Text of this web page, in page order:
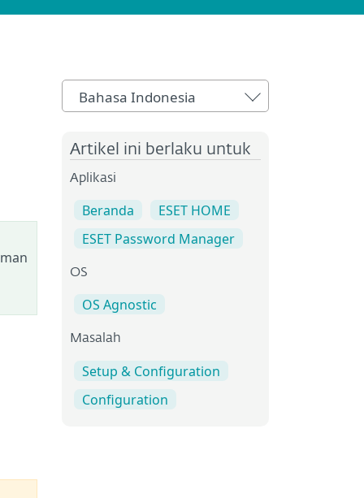
Bahasa Indonesia
Artikel ini berlaku untuk
Aplikasi
Beranda
ESET HOME
ESET Password Manager
OS
OS Agnostic
Masalah
Setup & Configuration
Configuration